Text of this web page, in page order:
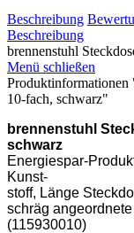
Beschreibung
Beschreibung
brennenstuhl
Menü schließen
Produktinformationen
10-fach, schwarz"
brennenstuhl
schwarz
Energiespar-
Kunst-
stoff, Länge
schräg
(115930010)